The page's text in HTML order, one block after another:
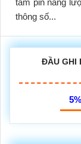
tấm pin năng
thông số...
ĐẦU GHI